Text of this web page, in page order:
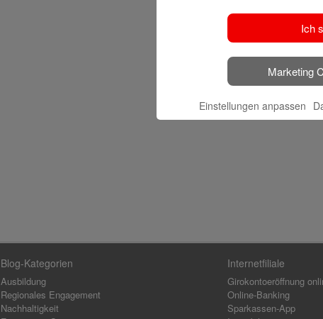
Blog-Kategorien
Ausbildung
Regionales Engagement
Nachhaltigkeit
Internetfiliale
Girokontoeröffnung
Online-Banking
Sparkassen-App
Ich
Marketing
Einstellungen anpassen